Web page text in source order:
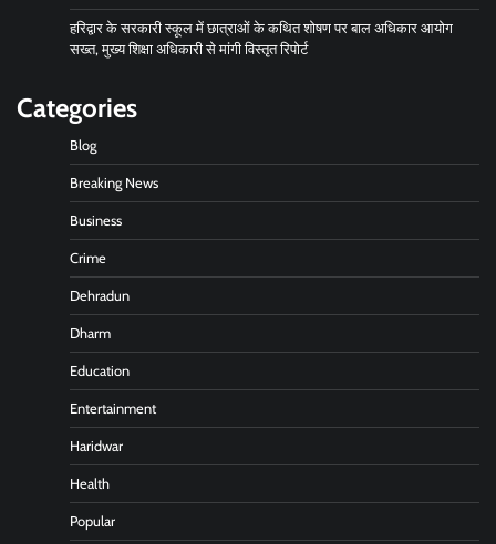
हरिद्वार के सरकारी स्कूल में छात्राओं के कथित शोषण पर बाल अधिकार आयोग
सख्त, मुख्य शिक्षा अधिकारी से मांगी विस्तृत रिपोर्ट
Categories
Blog
Breaking News
Business
Crime
Dehradun
Dharm
Education
Entertainment
Haridwar
Health
Popular